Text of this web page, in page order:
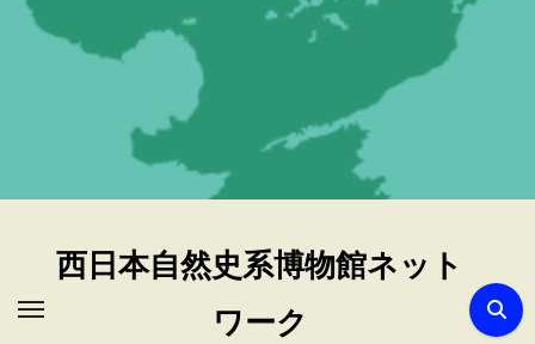
西日本自然史系博物館ネット
ワーク